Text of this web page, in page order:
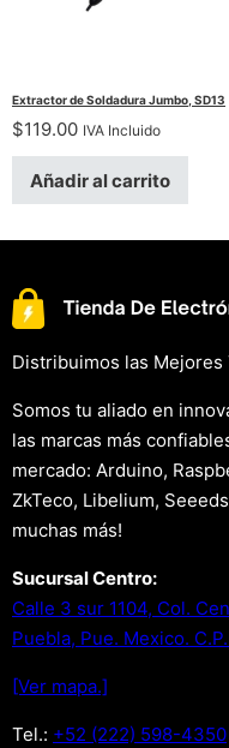
Extractor de Soldadura Jumbo, SD13
$119.00 IVA Incluido
Añadir al carrito
Distribuimos las Mejores
Somos tu aliado en
las marcas más
mercado: Arduino,
ZkTeco, Libelium,
muchas más!
Sucursal Centro:
Calle 3 sur 1104, Col.
Puebla, Pue. Mexico.
[Ver mapa.]
Tel.: +52 (222) 598-4350